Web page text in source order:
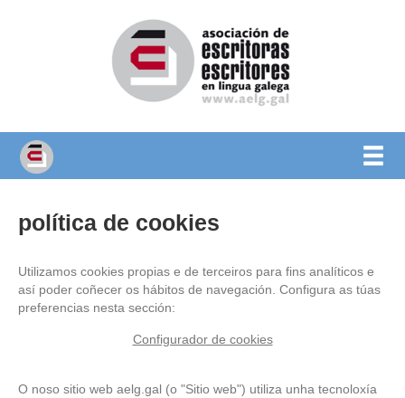
política de cookies
Utilizamos cookies propias e de terceiros para fins analíticos e
así poder coñecer os hábitos de navegación. Configura as túas
preferencias nesta sección:
Configurador de cookies
O noso sitio web aelg.gal (o "Sitio web") utiliza unha tecnoloxía